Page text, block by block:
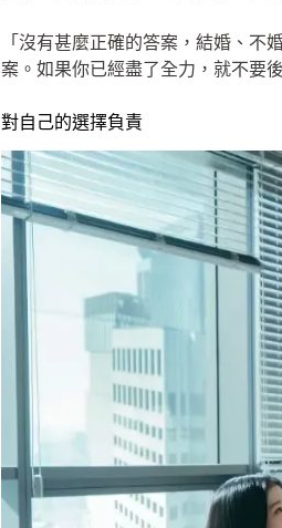
「沒有甚麼正確的答案，結婚、
案。如果你已經盡了全力，就不要
對自己的選擇負責